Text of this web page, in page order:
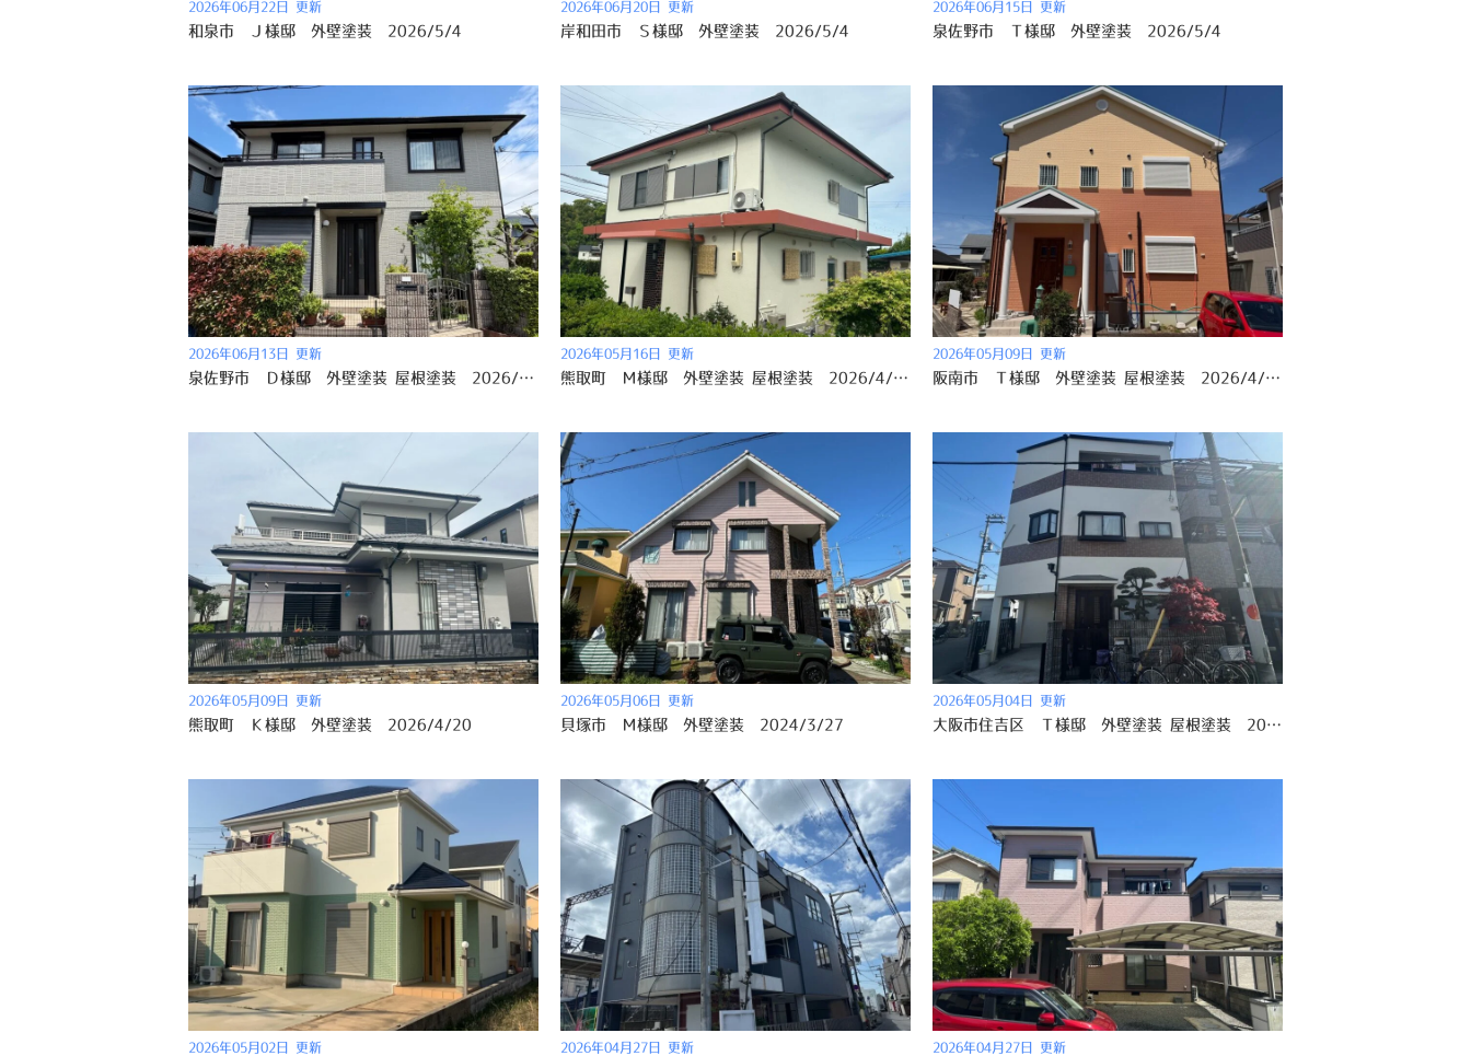
2026年06月22日 更新
和泉市 Ｊ様邸 外壁塗装 2026/5/4
2026年06月20日 更新
岸和田市 Ｓ様邸 外壁塗装 2026/5/4
2026年06月15日 更新
泉佐野市 Ｔ様邸 外壁塗装 2026/5/4
2026年06月13日 更新
泉佐野市 Ｄ様邸 外壁塗装 屋根塗装 2026/4/27
2026年05月16日 更新
熊取町 Ｍ様邸 外壁塗装 屋根塗装 2026/4/27
2026年05月09日 更新
阪南市 Ｔ様邸 外壁塗装 屋根塗装 2026/4/21
2026年05月09日 更新
熊取町 Ｋ様邸 外壁塗装 2026/4/20
2026年05月06日 更新
貝塚市 Ｍ様邸 外壁塗装 2024/3/27
2026年05月04日 更新
大阪市住吉区 Ｔ様邸 外壁塗装 屋根塗装 2026/4/11
2026年05月02日 更新 2026年04月27日 更新 2026年04月27日 更新